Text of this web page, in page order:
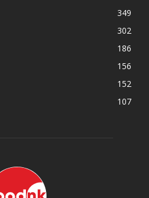
349
302
186
156
152
107